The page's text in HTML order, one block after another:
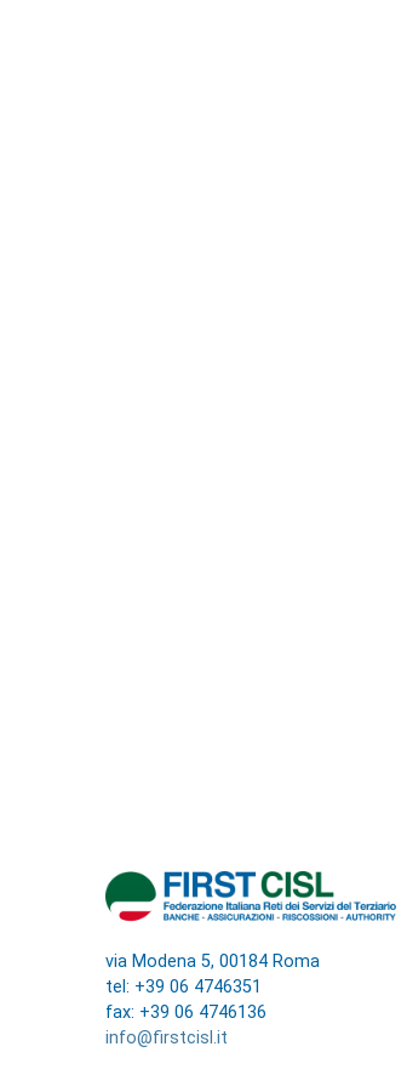
via Modena 5, 00184 Roma
tel: +39 06 4746351
fax: +39 06 4746136
info@firstcisl.it